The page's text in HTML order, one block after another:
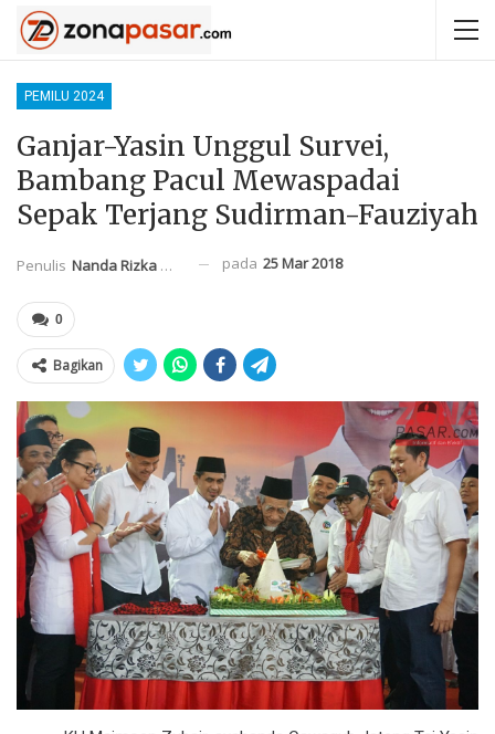
PEMILU 2024
Ganjar-Yasin Unggul Survei,
Bambang Pacul Mewaspadai
Sepak Terjang Sudirman-Fauziyah
Penulis Nanda Rizka Mahendra pada 25 Mar 2018
0
Bagikan